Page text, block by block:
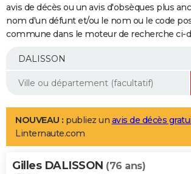
Retraite
Epargne
Immobilier
Risques naturels par ville
Banque
Assurance
AUTO
Essais
Réserver un essai
Citadines
Berlines
SUV
Forum auto
+
Mobiles
Meilleur smartphone
Internet
Ordinateurs
Jeux vidéo
Guide high-tech
Aménagement intérieur
LIFESTYLE
Art de vivre
Bien-être
Loisirs
Mode
Modes de vie
Alimentation
Guide de la santé
Maladies
Médicaments
Sommeil
VOYAGE
avis de décès ou un avis d'obsèques plus
nom d'un défunt et/ou le nom ou le code
commune dans le moteur de recherche ci-
NOUVEAU : publiez un avis de décès
Linternaute.com
Gilles DALISSON (76 ans)